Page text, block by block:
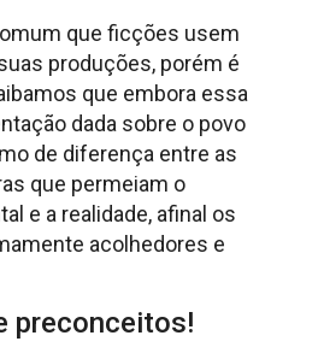
que ficções usem
produções, porém é
que embora essa
dada sobre o povo
de diferença entre as
que permeiam o
e a realidade, afinal os
acolhedores e
preconceitos!